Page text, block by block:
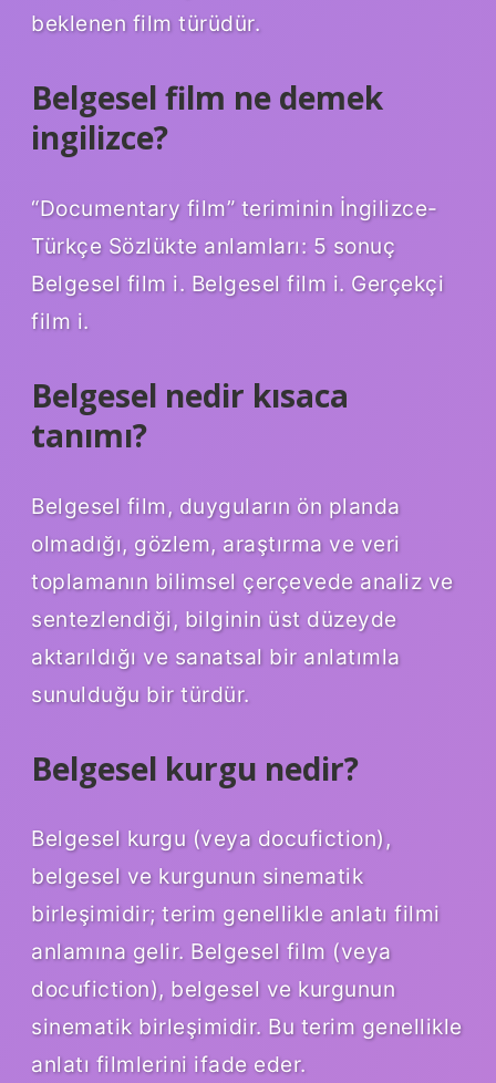
beklenen film türüdür.
Belgesel film ne demek
ingilizce?
“Documentary film” teriminin İngilizce-
Türkçe Sözlükte anlamları: 5 sonuç
Belgesel film i. Belgesel film i. Gerçekçi
film i.
Belgesel nedir kısaca
tanımı?
Belgesel film, duyguların ön planda
olmadığı, gözlem, araştırma ve veri
toplamanın bilimsel çerçevede analiz ve
sentezlendiği, bilginin üst düzeyde
aktarıldığı ve sanatsal bir anlatımla
sunulduğu bir türdür.
Belgesel kurgu nedir?
Belgesel kurgu (veya docufiction),
belgesel ve kurgunun sinematik
birleşimidir; terim genellikle anlatı filmi
anlamına gelir. Belgesel film (veya
docufiction), belgesel ve kurgunun
sinematik birleşimidir. Bu terim genellikle
anlatı filmlerini ifade eder.